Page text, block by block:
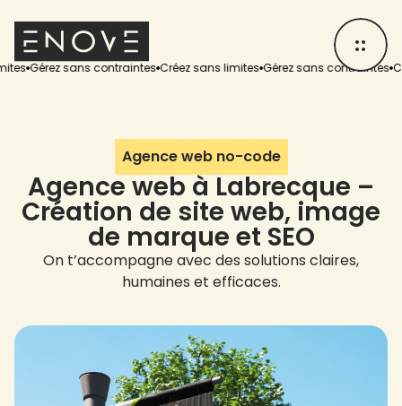
sans contraintes Créez sans limites Gérez sans contraintes Créez
Agence web no-code
Agence web à Labrecque –
Création de site web, image
de marque et SEO
On t’accompagne avec des solutions claires,
humaines et efficaces.